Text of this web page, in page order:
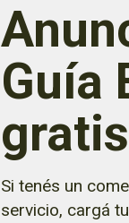
Guía
Si tenés un
servicio, cargá